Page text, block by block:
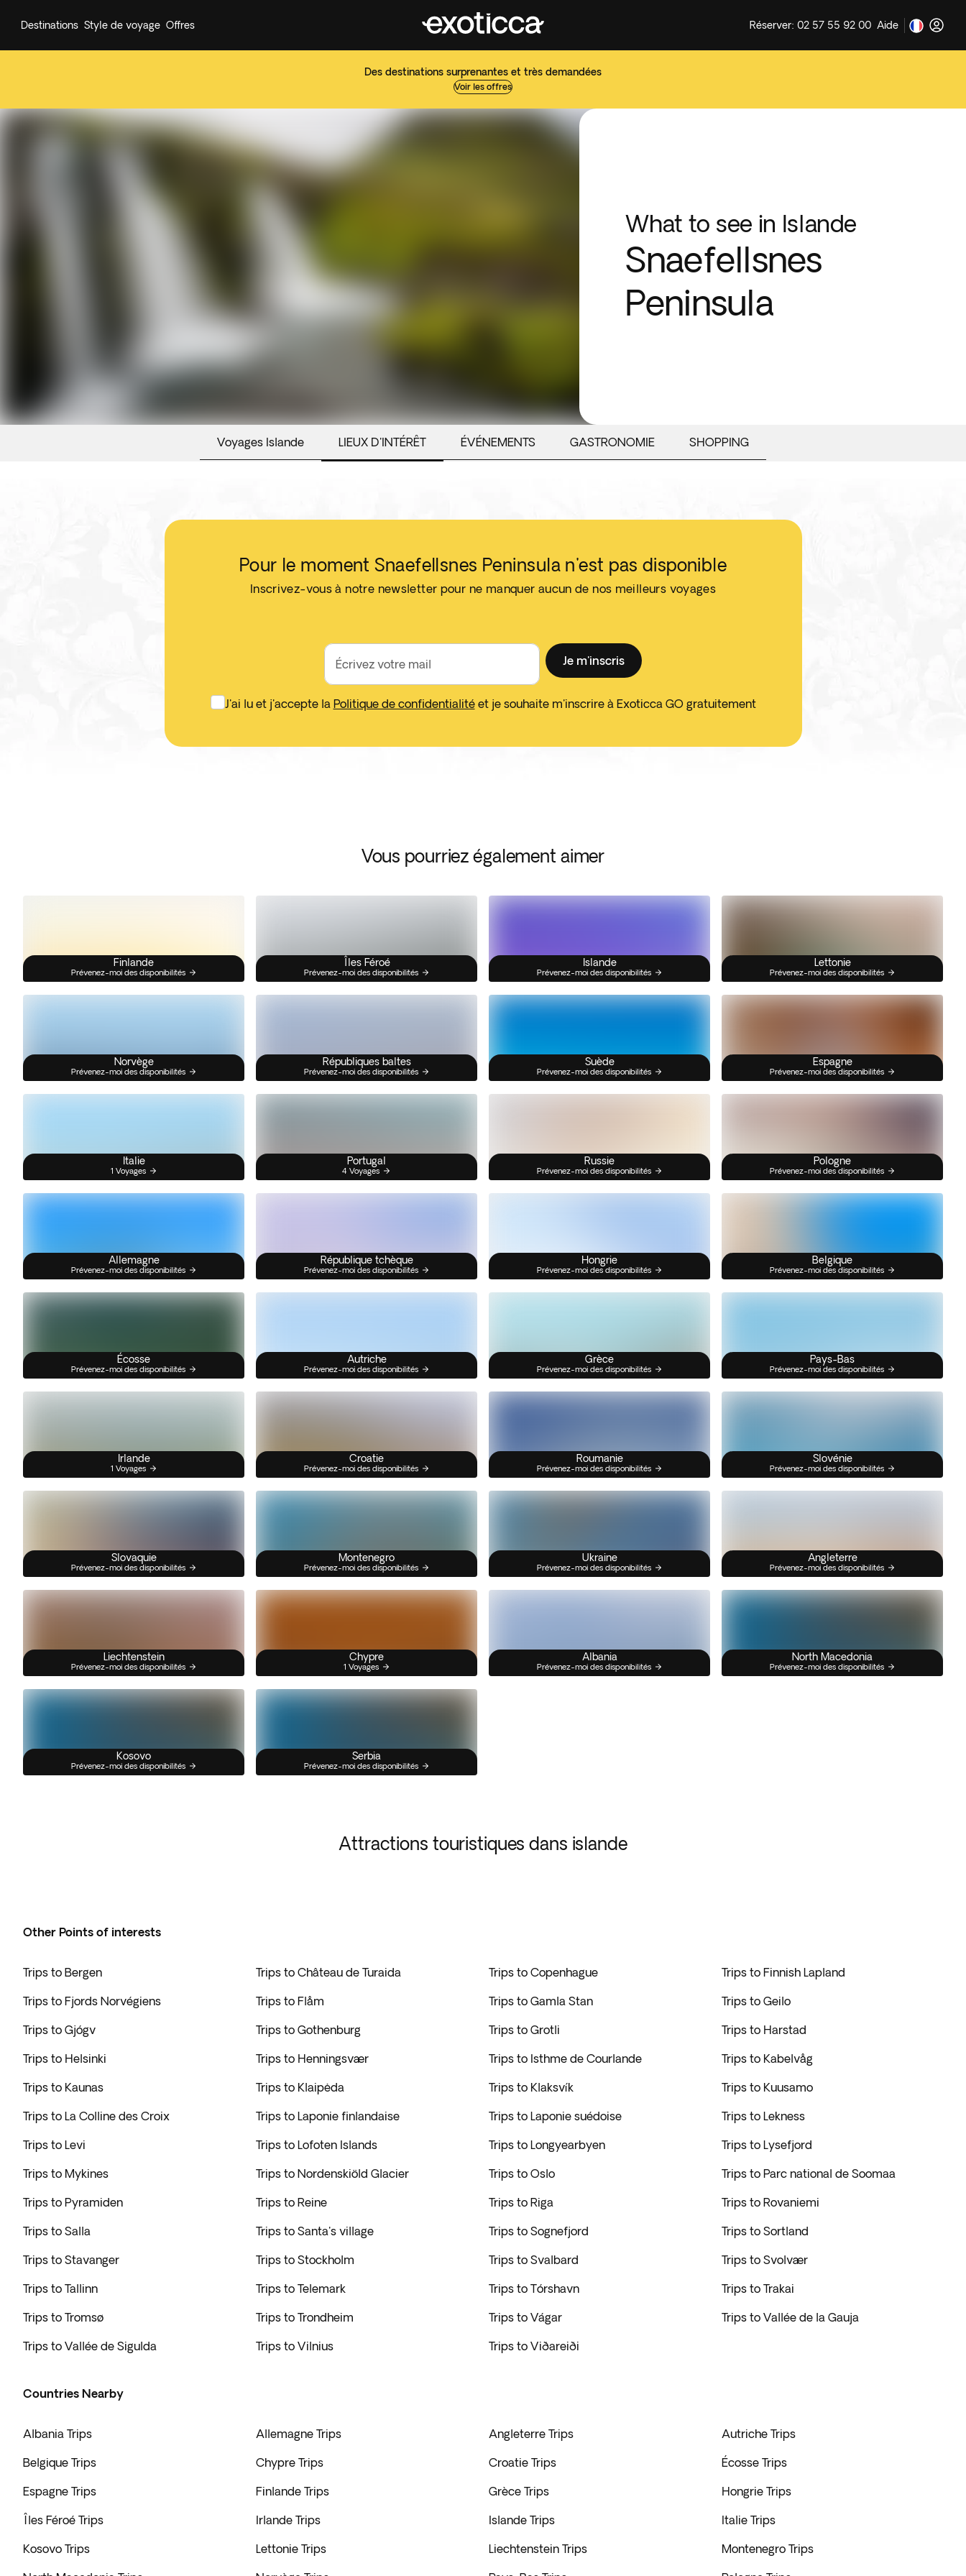
Des destinations surprenantes et très demandées
Voir les offres
Destinations Style de voyage Offres Réserver: 02 57 55 92 00 Aide
What to see in Islande
Snaefellsnes
Peninsula
Voyages Islande LIEUX D'INTÉRÊT ÉVÉNEMENTS GASTRONOMIE SHOPPING
Pour le moment Snaefellsnes Peninsula n'est pas disponible
Inscrivez-vous à notre newsletter pour ne manquer aucun de nos meilleurs voyages
Écrivez votre mail Je m'inscris
J'ai lu et j'accepte la Politique de confidentialitéet je souhaite m'inscrire à Exoticca GO gratuitement
Vous pourriez également aimer
Finlande
Prévenez-moi des disponibilités
Îles Féroé
Prévenez-moi des disponibilités
Islande
Prévenez-moi des disponibilités
Lettonie
Prévenez-moi des disponibilités
Norvège
Prévenez-moi des disponibilités
Républiques baltes
Prévenez-moi des disponibilités
Suède
Prévenez-moi des disponibilités
Espagne
Prévenez-moi des disponibilités
Italie
1 Voyages
Portugal
4 Voyages
Russie
Prévenez-moi des disponibilités
Pologne
Prévenez-moi des disponibilités
Allemagne
Prévenez-moi des disponibilités
République tchèque
Prévenez-moi des disponibilités
Hongrie
Prévenez-moi des disponibilités
Belgique
Prévenez-moi des disponibilités
Écosse
Prévenez-moi des disponibilités
Autriche
Prévenez-moi des disponibilités
Grèce
Prévenez-moi des disponibilités
Pays-Bas
Prévenez-moi des disponibilités
Irlande
1 Voyages
Croatie
Prévenez-moi des disponibilités
Roumanie
Prévenez-moi des disponibilités
Slovénie
Prévenez-moi des disponibilités
Slovaquie
Prévenez-moi des disponibilités
Montenegro
Prévenez-moi des disponibilités
Ukraine
Prévenez-moi des disponibilités
Angleterre
Prévenez-moi des disponibilités
Liechtenstein
Prévenez-moi des disponibilités
Chypre
1 Voyages
Albania
Prévenez-moi des disponibilités
North Macedonia
Prévenez-moi des disponibilités
Kosovo
Prévenez-moi des disponibilités
Serbia
Prévenez-moi des disponibilités
Attractions touristiques dans islande
Other Points of interests
Trips to Bergen Trips to Château de Turaida Trips to Copenhague Trips to Finnish Lapland
Trips to Fjords Norvégiens Trips to Flåm Trips to Gamla Stan Trips to Geilo
Trips to Gjógv Trips to Gothenburg Trips to Grotli Trips to Harstad
Trips to Helsinki Trips to Henningsvær Trips to Isthme de Courlande Trips to Kabelvåg
Trips to Kaunas Trips to Klaipėda Trips to Klaksvík Trips to Kuusamo
Trips to La Colline des Croix Trips to Laponie finlandaise Trips to Laponie suédoise Trips to Lekness
Trips to Levi Trips to Lofoten Islands Trips to Longyearbyen Trips to Lysefjord
Trips to Mykines Trips to Nordenskiöld Glacier Trips to Oslo Trips to Parc national de Soomaa
Trips to Pyramiden Trips to Reine Trips to Riga Trips to Rovaniemi
Trips to Salla Trips to Santa's village Trips to Sognefjord Trips to Sortland
Trips to Stavanger Trips to Stockholm Trips to Svalbard Trips to Svolvær
Trips to Tallinn Trips to Telemark Trips to Tórshavn Trips to Trakai
Trips to Tromsø Trips to Trondheim Trips to Vágar Trips to Vallée de la Gauja
Trips to Vallée de Sigulda Trips to Vilnius Trips to Viðareiði
Countries Nearby
Albania Trips Allemagne Trips Angleterre Trips Autriche Trips
Belgique Trips Chypre Trips Croatie Trips Écosse Trips
Espagne Trips Finlande Trips Grèce Trips Hongrie Trips
Îles Féroé Trips Irlande Trips Islande Trips Italie Trips
Kosovo Trips Lettonie Trips Liechtenstein Trips Montenegro Trips